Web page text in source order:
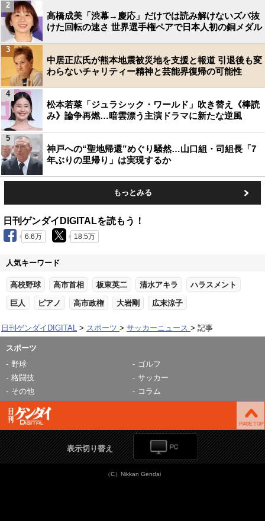
高橋成美「渋幕→慶応」だけでは読み解けないズバ抜
けた回転の速さ 世界選手権ペアで日本人初の銅メダル
2
中居正広氏が熊本地震被災地を支援と報道 引退後も変
わらないチャリティー精神と芸能界復帰の可能性
3
松本若菜「ジュラシック・ワールド」吹き替え《棒読
み》論争再燃…暗雲漂う主演ドラマに新たな逆風
4
神戸への“聖地帰還”めぐり騒然…山口組・司組長「7
年ぶりの里帰り」は実現するか
5
もっとみる
日刊ゲンダイDIGITALを読もう！
6.6万 18.5万
人気キーワード
高校野球 高市首相 板東英二 清水アキラ ハラスメント
巨人 ピアノ 高市政権 大岩剛 広末涼子
日刊ゲンダイDIGITAL スポーツ サッカーニュース 記事
スポーツ
野球
ゴルフ
格闘技
サッカー
その他
コラム
表示切り替え
（C）Nikkan Gendai